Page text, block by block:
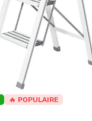
🔥 POPULAIRE